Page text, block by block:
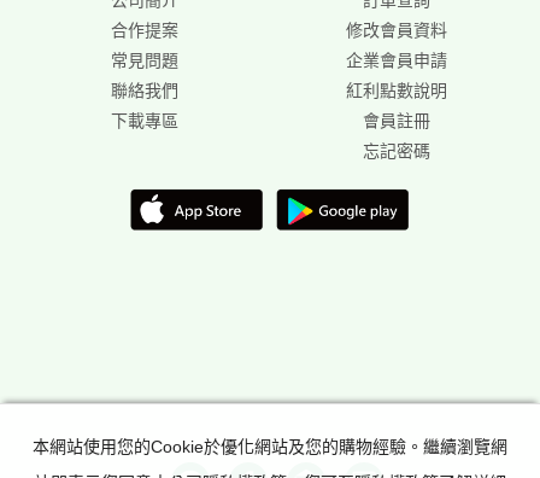
合作提案
常見問題
聯絡我們
下載專區
修改會員資料
企業會員申請
紅利點數說明
會員註冊
忘記密碼
本網站使用您的Cookie於優化網站及您的購物經驗。繼續瀏覽網